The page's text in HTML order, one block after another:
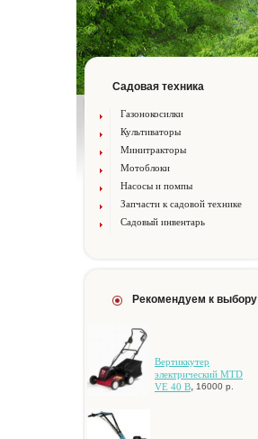
Садовая техника
Газонокосилки
Культиваторы
Минитракторы
Мотоблоки
Насосы и помпы
Запчасти к садовой технике
Садовый инвентарь
Рекомендуем к выбору
Bepтиккутep
элeктpичecкий MTD
VE 40 B
16000 р.